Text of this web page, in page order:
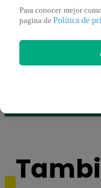
Esposo de
penal para
Para conocer mejor
pagina de Política de